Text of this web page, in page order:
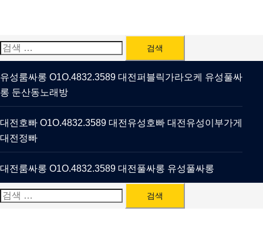
검
색:
유성룸싸롱 O1O.4832.3589 대전퍼블릭가라오케 유성풀싸
롱 둔산동노래방
대전호빠 O1O.4832.3589 대전유성호빠 대전유성이부가게
대전정빠
대전룸싸롱 O1O.4832.3589 대전풀싸롱 유성풀싸롱
검